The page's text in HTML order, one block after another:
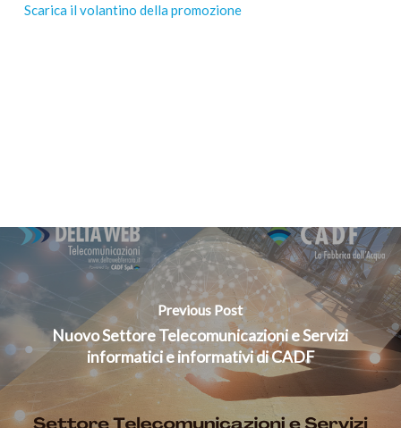
Scarica il volantino della promozione
Previous Post
Nuovo Settore Telecomunicazioni e Servizi
informatici e informativi di CADF